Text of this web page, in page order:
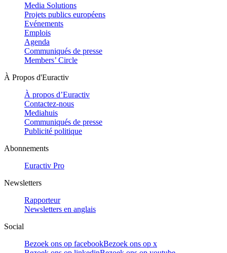
Media Solutions
Projets publics européens
Evénements
Emplois
Agenda
Communiqués de presse
Members’ Circle
À Propos d'Euractiv
À propos d’Euractiv
Contactez-nous
Mediahuis
Communiqués de presse
Publicité politique
Abonnements
Euractiv Pro
Newsletters
Rapporteur
Newsletters en anglais
Social
Bezoek ons op facebookBezoek ons op x